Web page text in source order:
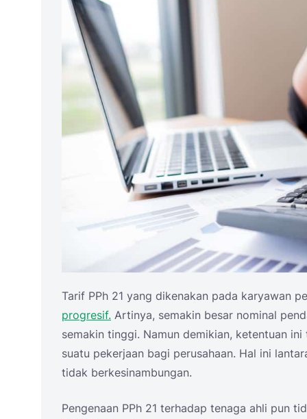
Tarif PPh 21 yang dikenakan pada karyawan
progresif. Artinya, semakin besar nominal
semakin tinggi. Namun demikian, ketentuan
suatu pekerjaan bagi perusahaan. Hal ini
tidak berkesinambungan.
Pengenaan PPh 21 terhadap tenaga ahli pun